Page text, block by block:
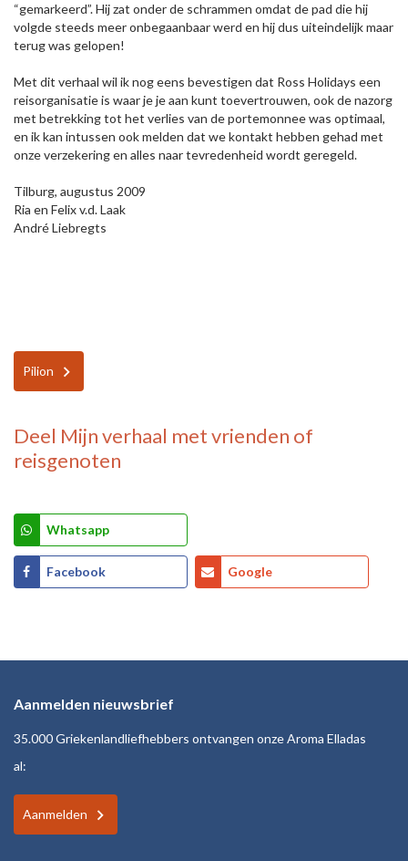
“gemarkeerd”. Hij zat onder de schrammen omdat de pad die hij
volgde steeds meer onbegaanbaar werd en hij dus uiteindelijk maar
terug was gelopen!
Met dit verhaal wil ik nog eens bevestigen dat Ross Holidays een
reisorganisatie is waar je je aan kunt toevertrouwen, ook de nazorg
met betrekking tot het verlies van de portemonnee was optimaal,
en ik kan intussen ook melden dat we kontakt hebben gehad met
onze verzekering en alles naar tevredenheid wordt geregeld.
Tilburg, augustus 2009
Ria en Felix v.d. Laak
André Liebregts
Pilion
Deel Mijn verhaal met vrienden of
reisgenoten
Whatsapp
Facebook Google
Aanmelden nieuwsbrief
35.000 Griekenlandliefhebbers ontvangen onze Aroma Elladas
al:
Aanmelden